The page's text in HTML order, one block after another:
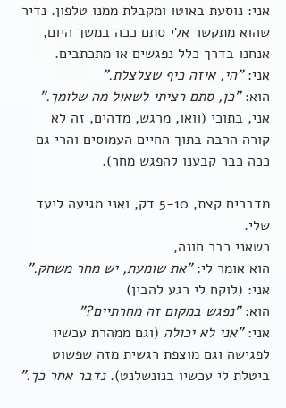
אני: נוסעת באוטו ומקבלת ממנו טלפון. נדיר
שהוא מתקשר אלי סתם ככה במשך היום,
אנחנו בדרך כלל נפגשים או מתכתבים.
אני: "הי, איזה כיף שצלצלת."
הוא: "כן, סתם רציתי לשאול מה שלומך."
אני, בתוכי (וואו, מרגש, מדהים, זה לא
קורה הרבה בתוך החיים העמוסים והרי גם
ככה כבר קבענו להפגש מחר).
מדברים קצת, 5-10 דק, ואני מגיעה ליעד
שלי.
כשאני כבר חונה,
הוא אומר לי: "את שומעת, יש מחר משחק."
אני: (לוקח לי רגע להבין)
הוא: "נפגש במקום זה מחרתיים?"
אני: "אני לא יכולה (וגם ממהרת עכשיו
לפגישה וגם מוצפת רגשית מזה שפשוט
ביטלת לי עכשיו בנונשלנט). נדבר אחר כך."